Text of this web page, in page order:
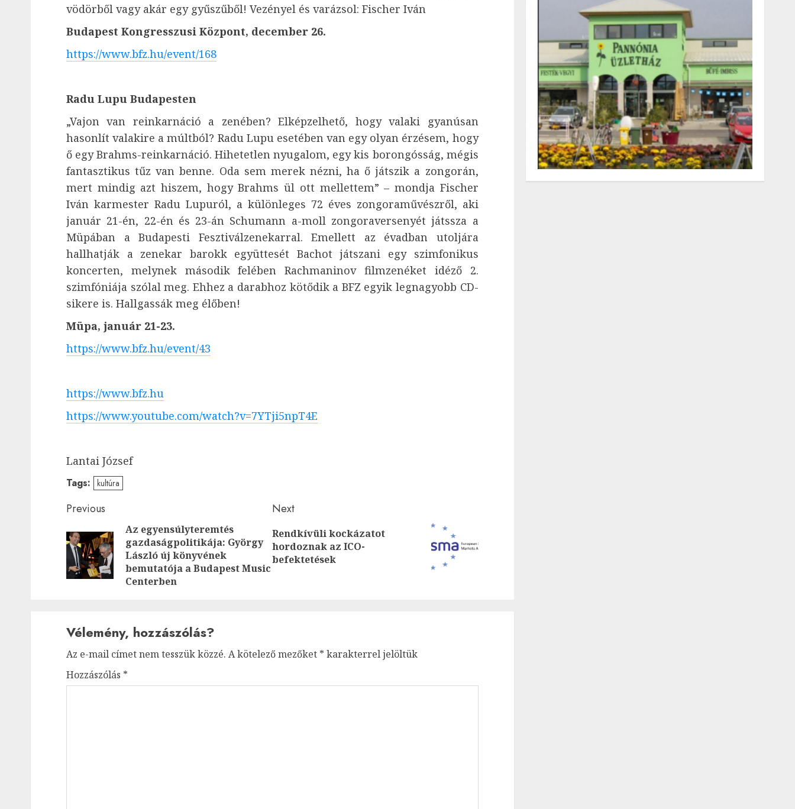
vödörből vagy akár egy gyűszűből! Vezényel és varázsol: Fischer Iván
Budapest Kongresszusi Központ, december 26.
https://www.bfz.hu/event/168
Radu Lupu Budapesten
„Vajon van reinkarnáció a zenében? Elképzelhető, hogy valaki gyanúsan
hasonlít valakire a múltból? Radu Lupu esetében van egy olyan érzésem, hogy
ő egy Brahms-reinkarnáció. Hihetetlen nyugalom, egy kis borongósság, mégis
fantasztikus tűz van benne. Oda sem merek nézni, ha ő játszik a zongorán,
mert mindig azt hiszem, hogy Brahms ül ott mellettem” – mondja Fischer
Iván karmester Radu Lupuról, a különleges 72 éves zongoraművészről, aki
január 21-én, 22-én és 23-án Schumann a-moll zongoraversenyét játssza a
Müpában a Budapesti Fesztiválzenekarral. Emellett az évadban utoljára
hallhatják a zenekar barokk együttesét Bachot játszani egy szimfonikus
koncerten, melynek második felében Rachmaninov filmzenéket idéző 2.
szimfóniája szólal meg. Ehhez a darabhoz kötődik a BFZ egyik legnagyobb CD-
sikere is. Hallgassák meg élőben!
Müpa, január 21-23.
https://www.bfz.hu/event/43
https://www.bfz.hu
https://www.youtube.com/watch?v=7YTji5npT4E
Lantai József
Tags: kultúra
Post
navigation
Previous
Previous
post:
Az egyensúlyteremtés
gazdaságpolitikája: György
László új könyvének
bemutatója a Budapest Music
Centerben
Next
Next
post:
Rendkívüli kockázatot
hordoznak az ICO-
befektetések
Vélemény, hozzászólás?
Az e-mail címet nem tesszük közzé. A kötelező mezőket * karakterrel jelöltük
Hozzászólás *